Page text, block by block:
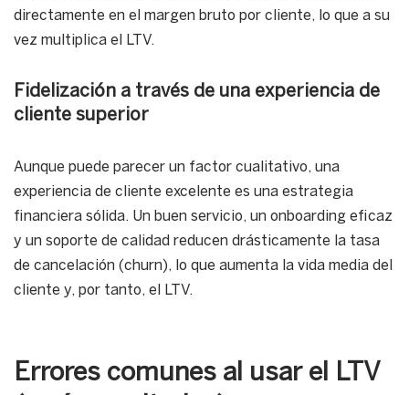
directamente en el margen bruto por cliente, lo que a su
vez multiplica el LTV.
Fidelización a través de una experiencia de
cliente superior
Aunque puede parecer un factor cualitativo, una
experiencia de cliente excelente es una estrategia
financiera sólida. Un buen servicio, un onboarding eficaz
y un soporte de calidad reducen drásticamente la tasa
de cancelación (churn), lo que aumenta la vida media del
cliente y, por tanto, el LTV.
Errores comunes al usar el LTV